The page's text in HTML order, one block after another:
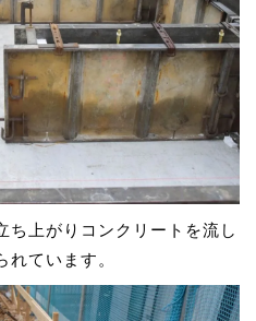
上がりコンクリートを流し
ています。